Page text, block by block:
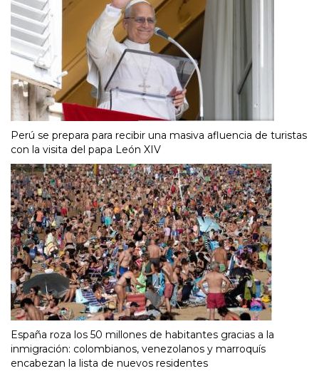
Perú se prepara para recibir una masiva afluencia de turistas
con la visita del papa León XIV
España roza los 50 millones de habitantes gracias a la
inmigración: colombianos, venezolanos y marroquís
encabezan la lista de nuevos residentes